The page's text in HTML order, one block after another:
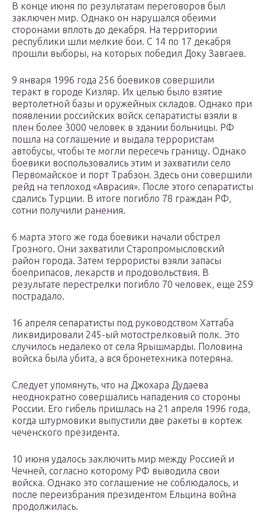
В конце июня по результатам переговоров был
заключен мир. Однако он нарушался обеими
сторонами вплоть до декабря. На территории
республики шли мелкие бои. С 14 по 17 декабря
прошли выборы, на которых победил Доку Завгаев.
9 января 1996 года 256 боевиков совершили
теракт в городе Кизляр. Их целью было взятие
вертолетной базы и оружейных складов. Однако при
появлении российских войск сепаратисты взяли в
плен более 3000 человек в здании больницы. РФ
пошла на соглашение и выдала террористам
автобусы, чтобы те могли пересечь границу. Однако
боевики воспользовались этим и захватили село
Первомайское и порт Трабзон. Здесь они совершили
рейд на теплоход «Аврасия». После этого сепаратисты
сдались Турции. В итоге погибло 78 граждан РФ,
сотни получили ранения.
6 марта этого же года боевики начали обстрел
Грозного. Они захватили Старопромысловский
район города. Затем террористы взяли запасы
боеприпасов, лекарств и продовольствия. В
результате перестрелки погибло 70 человек, еще 259
пострадало.
16 апреля сепаратисты под руководством Хаттаба
ликвидировали 245-ый мотострелковый полк. Это
случилось недалеко от села Ярышмарды. Половина
войска была убита, а вся бронетехника потеряна.
Следует упомянуть, что на Джохара Дудаева
неоднократно совершались нападения со стороны
России. Его гибель пришлась на 21 апреля 1996 года,
когда штурмовики выпустили две ракеты в кортеж
чеченского президента.
10 июня удалось заключить мир между Россией и
Чечней, согласно которому РФ выводила свои
войска. Однако это соглашение не соблюдалось, и
после переизбрания президентом Ельцина война
продолжилась.